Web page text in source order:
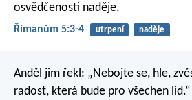
osvědčenosti naděje.
Římanům 5:3-4 utrpení naděje
Anděl jim řekl: „Nebojte se, hle,
radost, která bude pro všechen lid.“